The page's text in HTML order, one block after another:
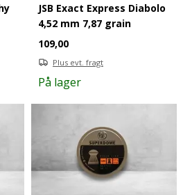
JSB Exact Express Diabolo
4,52 mm 7,87 grain
109,00
Plus evt. fragt
På lager